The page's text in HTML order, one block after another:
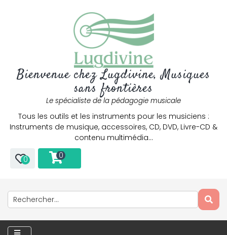
Bienvenue chez Lugdivine, Musiques
sans frontières
Le spécialiste de la pédagogie musicale
Tous les outils et les instruments pour les musiciens :
Instruments de musique, accessoires, CD, DVD, Livre-CD &
contenu multimédia…
0 0